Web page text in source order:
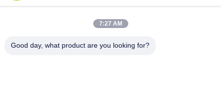
Route nationale 106, district de Huadu, ville de Guangzhou
7:27 AM
Good day, what product are you looking for?